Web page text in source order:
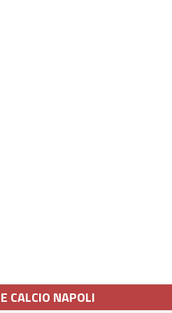
CALCIO NAPOLI